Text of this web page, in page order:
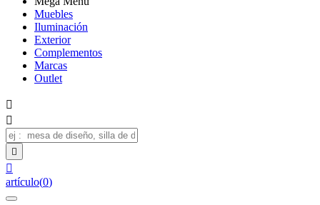
Muebles
Iluminación
Exterior
Complementos
Marcas
Outlet




artículo(0)